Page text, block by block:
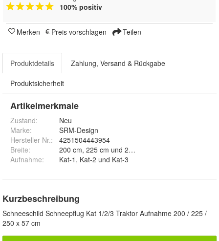
100% positiv
Merken Preis vorschlagen Teilen
Produktdetails Zahlung, Versand & Rückgabe
Produktsicherheit
Artikelmerkmale
Zustand:
Neu
Marke:
SRM-Design
Hersteller Nr.:
4251504443954
Breite:
200 cm, 225 cm und 250 cm
Aufnahme: Kat-1, Kat-2 und Kat-3
Kurzbeschreibung
Schneeschild Schneepflug Kat 1/2/3 Traktor Aufnahme 200 / 225 /
250 x 57 cm